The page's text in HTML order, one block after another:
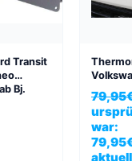
Transit
Bj.
79,95
war: